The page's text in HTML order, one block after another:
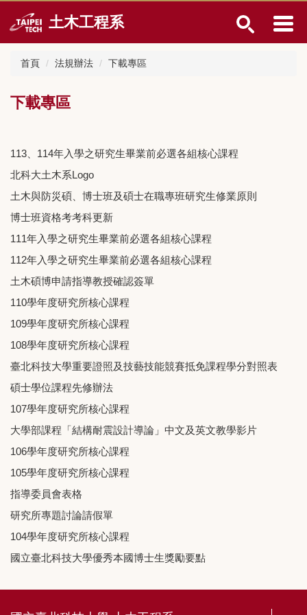
到
區
土木工程系
首頁 法規辦法 下載專區
下載專區
113、114年入學之研究生畢業前必選各組核心課程
北科大土木系Logo
土木與防災碩、博士班及碩士在職專班研究生修業原則
博士班資格考考科更新
111年入學之研究生畢業前必選各組核心課程
112年入學之研究生畢業前必選各組核心課程
土木碩博申請指導教授確認簽單
110學年度研究所核心課程
109學年度研究所核心課程
108學年度研究所核心課程
臺北科技大學重要證照及技藝技能競賽抵免課程學分對照表
碩士學位課程先修辦法
107學年度研究所核心課程
大學部課程「結構耐震設計導論」中文及英文教學影片
106學年度研究所核心課程
105學年度研究所核心課程
指導委員會表格
研究所專題討論請假單
104學年度研究所核心課程
國立臺北科技大學優秀本國博士生獎勵要點